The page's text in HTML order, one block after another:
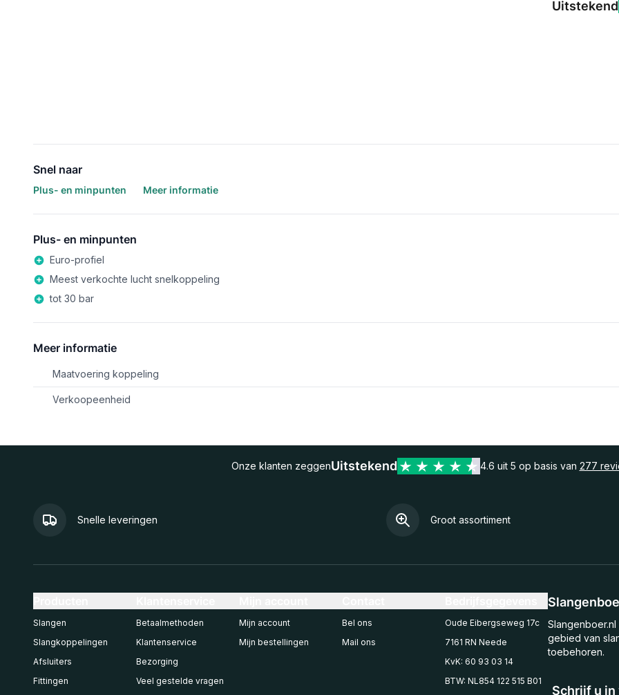
Uitstekend
Snel naar
Plus- en minpunten Meer informatie
Plus- en minpunten
Euro-profiel
Meest verkochte lucht snelkoppeling
tot 30 bar
Meer informatie
Maatvoering koppeling
Verkoopeenheid
Onze klanten zeggenUitstekend 4.6 uit 5 op basis van 277
Snelle leveringen Groot assortiment
Schrijf u
gebied van
toebehoren.
Slangen
Slangkoppelingen
Afsluiters
Fittingen
Betaalmethoden
Klantenservice
Bezorging
Veel gestelde vragen
Mijn account
Mijn bestellingen
Bel ons
Mail ons
Oude Eibergseweg 17c
7161 RN Neede
KvK: 60 93 03 14
BTW: NL854 122 515 B01